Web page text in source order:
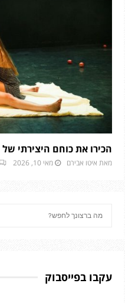
הכירו את כוחם היצירתי
מאת איטו אבירם מאי 10, 2026
h
f
עקבו בפייסבוק